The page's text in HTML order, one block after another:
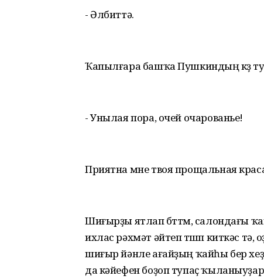
- Әлбиттә.
Ҡапылғара башҡа Пушкиндың көҙ
- Унылая пора, очей очарованье!
Приятна мне твоя прощальная
Шиғырҙы ятлап бөттөм, салондағы
ихлас рәхмәт әйтеп төшөп киткәс
шиғыр йәнле ағайҙың ҡайһы бер
да кәйефен боҙоп тупаҫ